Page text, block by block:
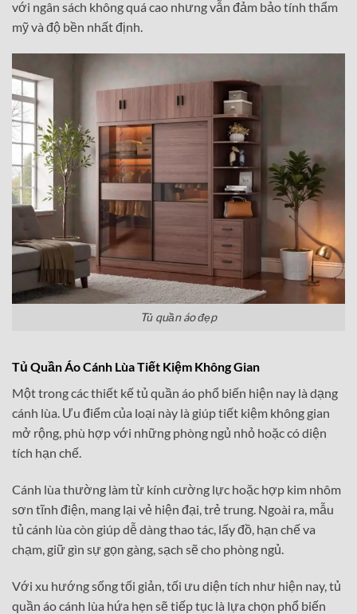
với ngân sách không quá cao nhưng vẫn đảm bảo tính thẩm
mỹ và độ bền nhất định.
Tủ quần áo đẹp
Tủ Quần Áo Cánh Lùa Tiết Kiệm Không Gian
Một trong các thiết kế tủ quần áo phổ biến hiện nay là dạng
cánh lùa. Ưu điểm của loại này là giúp tiết kiệm không gian
mở rộng, phù hợp với những phòng ngủ nhỏ hoặc có diện
tích hạn chế.
Cánh lùa thường làm từ kính cường lực hoặc hợp kim nhôm
sơn tĩnh điện, mang lại vẻ hiện đại, trẻ trung. Ngoài ra, mẫu
tủ cánh lùa còn giúp dễ dàng thao tác, lấy đồ, hạn chế va
chạm, giữ gìn sự gọn gàng, sạch sẽ cho phòng ngủ.
Với xu hướng sống tối giản, tối ưu diện tích như hiện nay, tủ
quần áo cánh lùa hứa hẹn sẽ tiếp tục là lựa chọn phổ biến